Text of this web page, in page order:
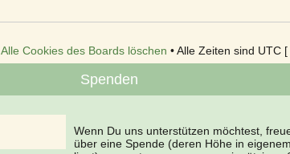
Alle Cookies des Boards löschen • Alle Zeiten sind UTC
Spenden
Wenn Du uns unterstützen möchtest,
über eine Spende (deren Höhe in